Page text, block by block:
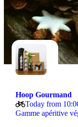
Hoop Gourmand
Today from
Gamme apéritive